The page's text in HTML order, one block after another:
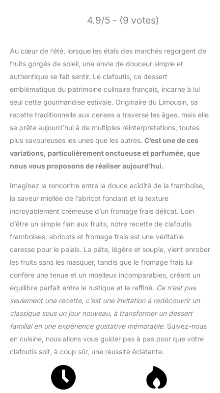
4.9/5 - (9 votes)
Au cœur de l’été, lorsque les étals des marchés regorgent de
fruits gorgés de soleil, une envie de douceur simple et
authentique se fait sentir. Le clafoutis, ce dessert
emblématique du patrimoine culinaire français, incarne à lui
seul cette gourmandise estivale. Originaire du Limousin, sa
recette traditionnelle aux cerises a traversé les âges, mais elle
se prête aujourd’hui à de multiples réinterprétations, toutes
plus savoureuses les unes que les autres. C’est une de ces
variations, particulièrement onctueuse et parfumée, que
nous vous proposons de réaliser aujourd’hui.
Imaginez la rencontre entre la douce acidité de la framboise,
la saveur miellée de l’abricot fondant et la texture
incroyablement crémeuse d’un fromage frais délicat. Loin
d’être un simple flan aux fruits, notre recette de clafoutis
framboises, abricots et fromage frais est une véritable
caresse pour le palais. La pâte, légère et souple, vient enrober
les fruits sans les masquer, tandis que le fromage frais lui
confère une tenue et un moelleux incomparables, créant un
équilibre parfait entre le rustique et le raffiné. Ce n’est pas
seulement une recette, c’est une invitation à redécouvrir un
classique sous un jour nouveau, à transformer un dessert
familial en une expérience gustative mémorable. Suivez-nous
en cuisine, nous allons vous guider pas à pas pour que votre
clafoutis soit, à coup sûr, une réussite éclatante.